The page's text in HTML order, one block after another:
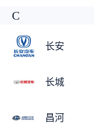
C
长安
长城
昌河